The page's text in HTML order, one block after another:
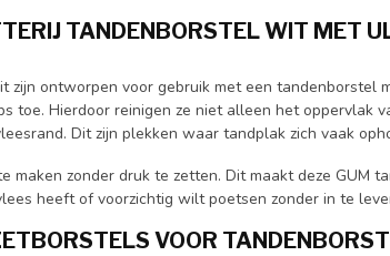
TANDENBORSTEL WIT MET
zijn ontworpen voor gebruik met een tandenborstel
toe. Hierdoor reinigen ze niet alleen het oppervlak
Dit zijn plekken waar tandplak zich vaak
maken zonder druk te zetten. Dit maakt deze GUM
heeft of voorzichtig wilt poetsen zonder in te
VOOR